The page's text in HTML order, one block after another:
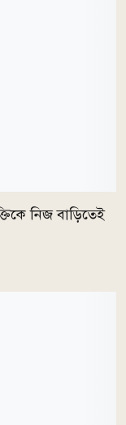
নিজ বাড়িতেই